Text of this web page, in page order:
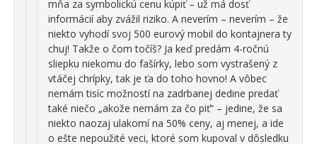
mňa za symbolickú cenu kúpiť – už má dosť
informácií aby zvážil riziko. A neverím – neverím – že
niekto vyhodí svoj 500 eurový mobil do kontajnera ty
chuj! Takže o čom točíš? Ja keď predám 4-ročnú
sliepku niekomu do fašírky, lebo som vystrašený z
vtáčej chrípky, tak je ťa do toho hovno! A vôbec
nemám tisíc možností na zadrbanej dedine predať
také niečo „akože nemám za čo piť“ – jedine, že sa
niekto naozaj ulakomí na 50% ceny, aj menej, a ide
o ešte nepoužité veci, ktoré som kupoval v dôsledku